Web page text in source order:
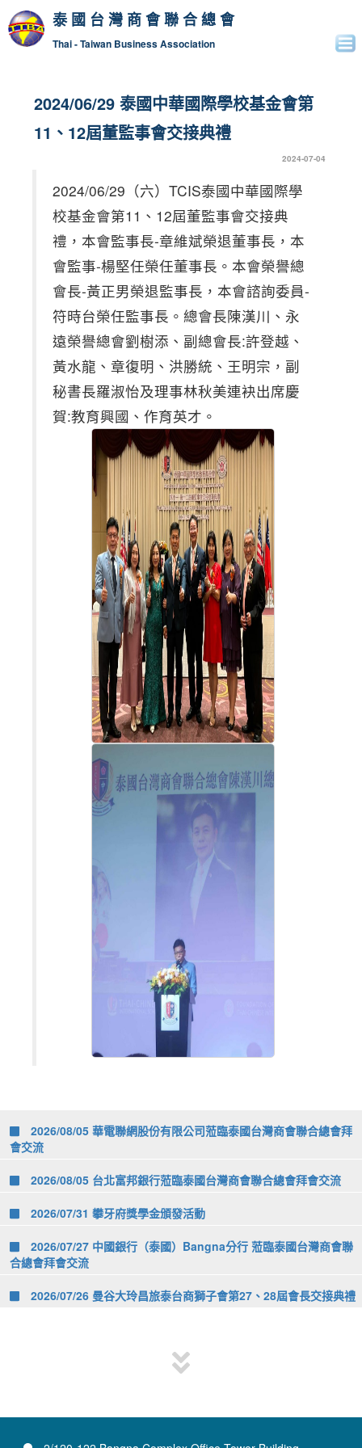
泰國台灣商會聯合總會
Thai - Taiwan Business Association
2024/06/29 泰國中華國際學校基金會第
11、12屆董監事會交接典禮
2024-07-04
2024/06/29（六）TCIS泰國中華國際學
校基金會第11、12屆董監事會交接典
禮，本會監事長-章維斌榮退董事長，本
會監事-楊堅任榮任董事長。本會榮譽總
會長-黃正男榮退監事長，本會諮詢委員-
符時台榮任監事長。總會長陳漢川、永
遠榮譽總會劉樹添、副總會長:許登越、
黃水龍、章復明、洪勝統、王明宗，副
秘書長羅淑怡及理事林秋美連袂出席慶
賀:教育興國、作育英才。
2026/08/05 華電聯網股份有限公司蒞臨泰國台灣商會聯合總會拜
會交流
2026/08/05 台北富邦銀行蒞臨泰國台灣商會聯合總會拜會交流
2026/07/31 攀牙府獎學金頒發活動
2026/07/27 中國銀行（泰國）Bangna分行 蒞臨泰國台灣商會聯
合總會拜會交流
2026/07/26 曼谷大玲昌旅泰台商獅子會第27、28屆會長交接典禮